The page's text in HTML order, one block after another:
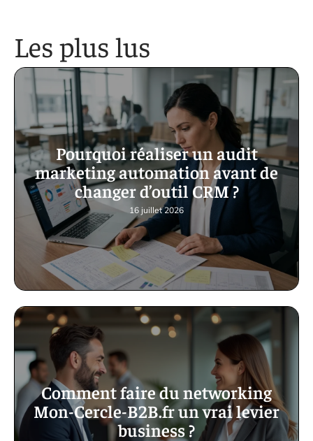
Les plus lus
Pourquoi réaliser un audit
marketing automation avant de
changer d’outil CRM ?
16 juillet 2026
Comment faire du networking
Mon-Cercle-B2B.fr un vrai levier
business ?